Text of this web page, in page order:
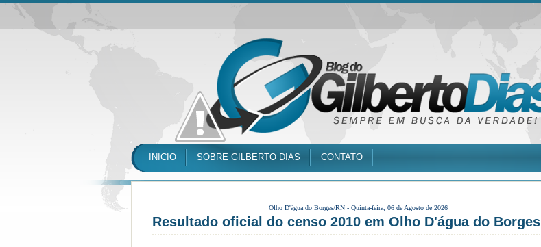
INICIO SOBRE GILBERTO DIAS CONTATO
Olho D'água do Borges/RN - Quinta-feira, 06 de Agosto de 2026
Resultado oficial do censo 2010 em Olho D'água do Borges